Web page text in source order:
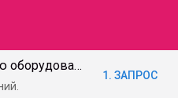
Выполнение работ по разработке конфигураций и параметрированию оборудования КРУ для нужд АО «ГК «Электрощит» - ТМ Самара»
1. ЗАПРОС